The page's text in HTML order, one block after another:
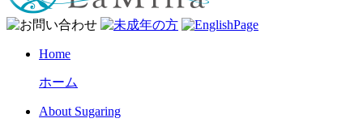
Home
ホーム
About Sugaring